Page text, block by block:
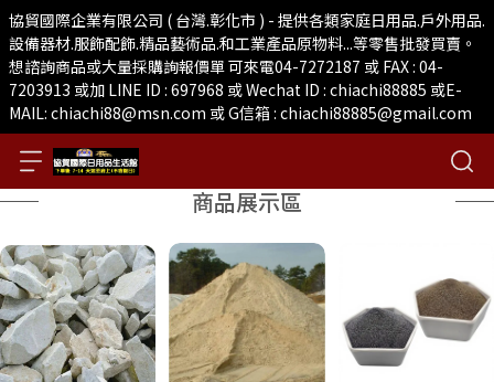
協貿國際企業有限公司 ( 台灣.彰化市 ) - 提供各類家庭日用品.戶外用品.
設備器材.服飾配飾.精品藝術品.和工業產品原物料...等零售批發買賣。
想諮詢商品或大量採購詢報價單 可來電04-7272187 或 FAX : 04-
7203913 或加 LINE ID : 697968 或 Wechat ID : chiachi88885 或E-
MAIL: chiachi88@msn.com 或 G信箱 : chiachi88885@gmail.com
商品展示區